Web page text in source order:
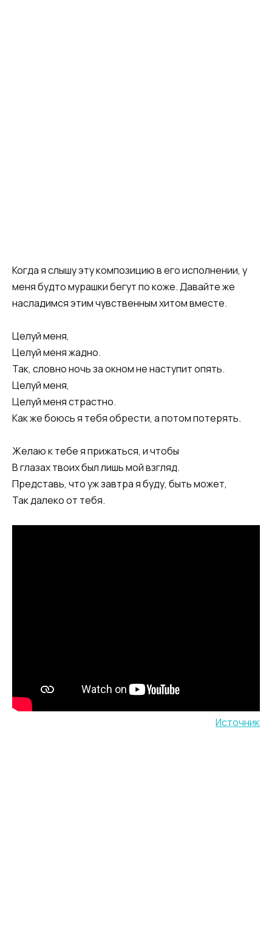
Когда я слышу эту композицию в его исполнении, у
меня будто мурашки бегут по коже. Давайте же
насладимся этим чувственным хитом вместе.
Целуй меня,
Целуй меня жадно.
Так, словно ночь за окном не наступит опять.
Целуй меня,
Целуй меня страстно.
Как же боюсь я тебя обрести, а потом потерять.
Желаю к тебе я прижаться, и чтобы
В глазах твоих был лишь мой взгляд.
Представь, что уж завтра я буду, быть может,
Так далеко от тебя.
Источник